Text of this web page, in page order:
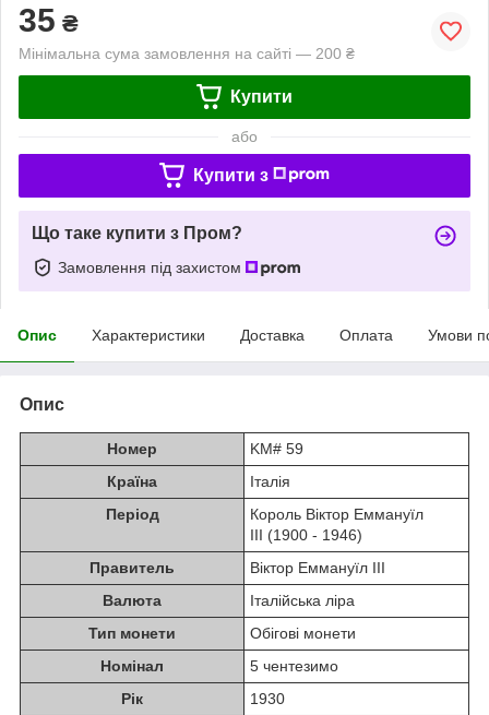
35 ₴
Мінімальна сума замовлення на сайті — 200 ₴
Купити
або
Купити з
Що таке купити з Пром?
Замовлення під захистом
Опис Характеристики Доставка Оплата Умови
Опис
Номер
KM# 59
Країна
Італія
Період
Король Віктор Еммануїл
III (1900 - 1946)
Правитель
Віктор Еммануїл III
Валюта
Італійська ліра
Тип монети
Обігові монети
Номінал
5 чентезимо
Рік
1930